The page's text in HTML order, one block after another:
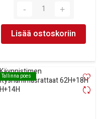
Lisää ostoskoriin
Tallinna poes
Tallinna poes